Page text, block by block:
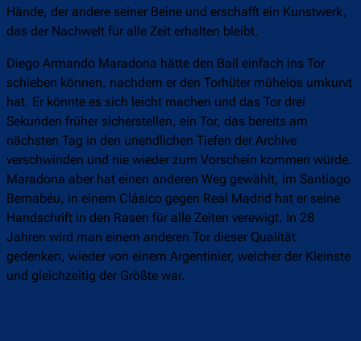
Hände, der andere seiner Beine und erschafft ein Kunstwerk,
das der Nachwelt für alle Zeit erhalten bleibt.
Diego Armando Maradona hätte den Ball einfach ins Tor
schieben können, nachdem er den Torhüter mühelos umkurvt
hat. Er könnte es sich leicht machen und das Tor drei
Sekunden früher sicherstellen, ein Tor, das bereits am
nächsten Tag in den unendlichen Tiefen der Archive
verschwinden und nie wieder zum Vorschein kommen würde.
Maradona aber hat einen anderen Weg gewählt, im Santiago
Bernabéu, in einem Clásico gegen Real Madrid hat er seine
Handschrift in den Rasen für alle Zeiten verewigt. In 28
Jahren wird man einem anderen Tor dieser Qualität
gedenken, wieder von einem Argentinier, welcher der Kleinste
und gleichzeitig der Größte war.